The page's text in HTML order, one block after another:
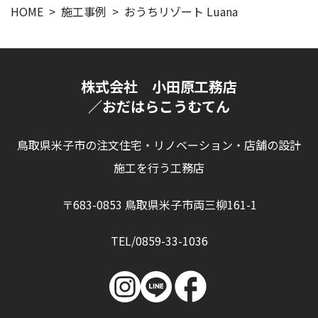
HOME 施工事例 おうちリゾート Luana
株式会社 小田原工務店
／おだはらこうむてん
鳥取県米子市の注文住宅・リノベーション・店舗の設計
施工を行う工務店
〒683-0853 鳥取県米子市両三柳161-1
TEL/0859-33-1036